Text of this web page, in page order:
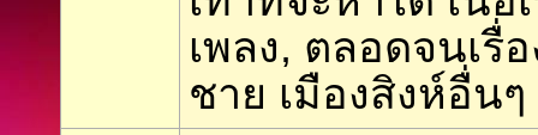
เพลง, ตลอดจนเรื่
ชาย เมืองสิงห์อื่นๆ